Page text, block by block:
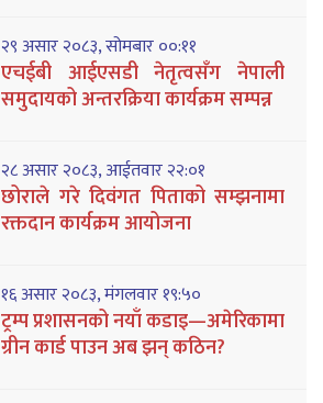
२९ असार २०८३, सोमबार ००:११
एचईबी आईएसडी नेतृत्वसँग नेपाली
समुदायको अन्तरक्रिया कार्यक्रम सम्पन्न
२८ असार २०८३, आईतवार २२:०१
छोराले गरे दिवंगत पिताको सम्झनामा
रक्तदान कार्यक्रम आयोजना
१६ असार २०८३, मंगलवार १९:५०
ट्रम्प प्रशासनको नयाँ कडाइ—अमेरिकामा
ग्रीन कार्ड पाउन अब झन् कठिन?